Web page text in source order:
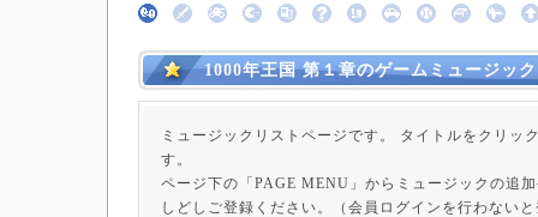
1000年王国 第１章のゲームミュージック
ミュージックリストページです。 タイトルをクリッ
す。
ページ下の「PAGE MENU」からミュージックの追
しどしご登録ください。（会員ログインを行わない